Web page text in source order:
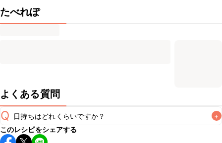
たべれぽ
よくある質問
Q 日持ちはどれくらいですか？ +
保存期間は冷蔵で当日中が目安です。なるべくお早めにお召
このレシピをシェアする